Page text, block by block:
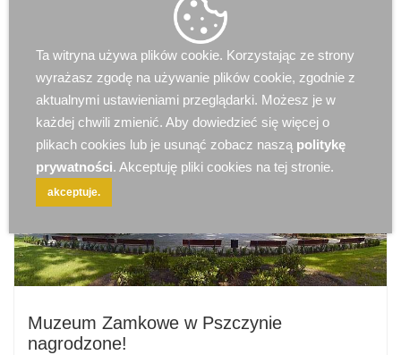
Muzeum Zamkowe w Pszczynie
nagrodzone!
Ta witryna używa plików cookie. Korzystając ze strony
wyrażasz zgodę na używanie plików cookie, zgodnie z
aktualnymi ustawieniami przeglądarki. Możesz je w
każdej chwili zmienić. Aby dowiedzieć się więcej o
plikach cookies lub je usunąć zobacz naszą politykę
prywatności. Akceptuję pliki cookies na tej stronie.
akceptuje.